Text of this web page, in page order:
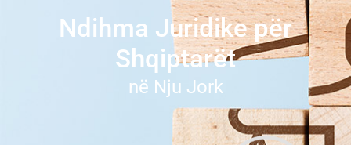
Ndihma Juridike për
Shqiptarët
në Nju Jork